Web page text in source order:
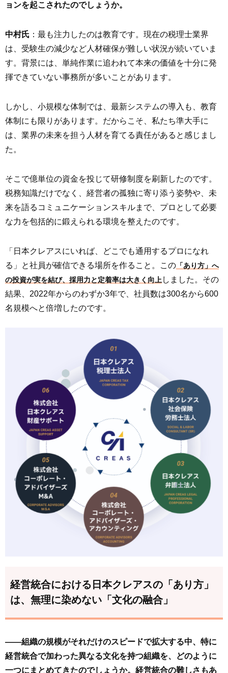
ョンを起こされたのでしょうか。
中村氏 ：最も注力したのは教育です。現在の税理士業界
は、受験生の減少など人材確保が難しい状況が続いていま
す。背景には、単純作業に追われて本来の価値を十分に発
揮できていない事務所が多いことがあります。
しかし、小規模な体制では、最新システムの導入も、教育
体制にも限りがあります。だからこそ、私たち準大手に
は、業界の未来を担う人材を育てる責任があると感じまし
た。
そこで億単位の資金を投じて研修制度を刷新したのです。
税務知識だけでなく、経営者の孤独に寄り添う姿勢や、未
来を語るコミュニケーションスキルまで、プロとして必要
な力を包括的に鍛えられる環境を整えたのです。
「日本クレアスにいれば、どこでも通用するプロになれ
る」と社員が確信できる場所を作ること。この 「あり方」へ
の投資が実を結び、採用力と定着率は大きく向上 しました。その
結果、2022年からのわずか3年で、社員数は300名から600
名規模へと倍増したのです。
経営統合における日本クレアスの「あり方」
は、無理に染めない「文化の融合」
――組織の規模がそれだけのスピードで拡大する中、特に
経営統合で加わった異なる文化を持つ組織を、どのように
一つにまとめてきたのでしょうか。経営統合の難しさもあ